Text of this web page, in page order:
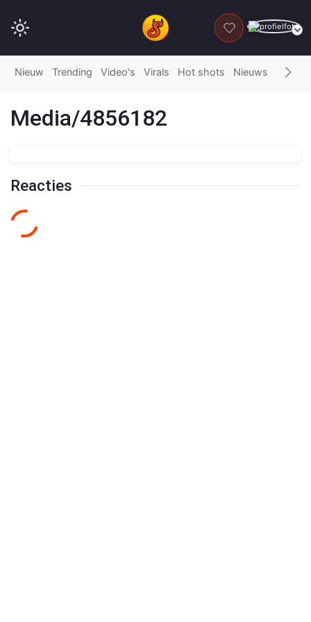
DONEER
Nieuw Trending Video's Virals Hot shots Nieuws Fails
Media/4856182
Reacties